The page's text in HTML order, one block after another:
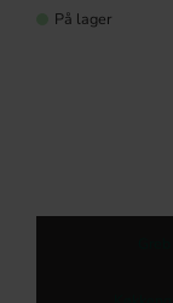
På lager